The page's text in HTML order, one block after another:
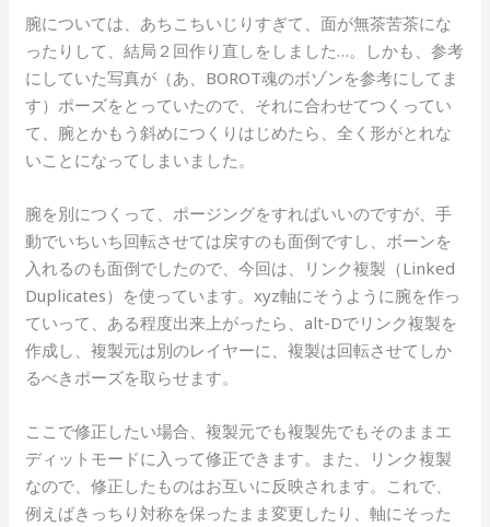
腕については、あちこちいじりすぎて、面が無茶苦茶にな
ったりして、結局２回作り直しをしました…。しかも、参考
にしていた写真が（あ、BOROT魂のボゾンを参考にしてま
す）ポーズをとっていたので、それに合わせてつくってい
て、腕とかもう斜めにつくりはじめたら、全く形がとれな
いことになってしまいました。
腕を別につくって、ポージングをすればいいのですが、手
動でいちいち回転させては戻すのも面倒ですし、ボーンを
入れるのも面倒でしたので、今回は、リンク複製（Linked
Duplicates）を使っています。xyz軸にそうように腕を作っ
ていって、ある程度出来上がったら、alt-Dでリンク複製を
作成し、複製元は別のレイヤーに、複製は回転させてしか
るべきポーズを取らせます。
ここで修正したい場合、複製元でも複製先でもそのままエ
ディットモードに入って修正できます。また、リンク複製
なので、修正したものはお互いに反映されます。これで、
例えばきっちり対称を保ったまま変更したり、軸にそった